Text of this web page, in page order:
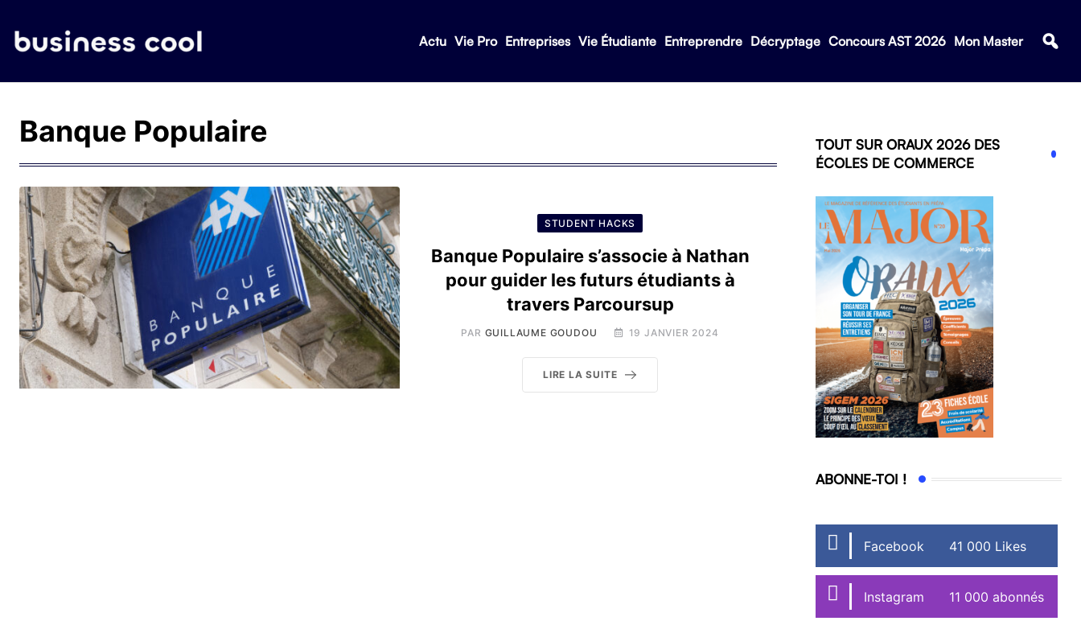
Actu Vie Pro Entreprises Vie Étudiante Entreprendre Décryptage Concours AST 2026 Mon Master
Banque Populaire
STUDENT HACKS
Banque Populaire s’associe à Nathan
pour guider les futurs étudiants à
travers Parcoursup
PAR GUILLAUME GOUDOU 19 JANVIER 2024
LIRE LA SUITE
TOUT SUR ORAUX 2026 DES
ÉCOLES DE COMMERCE
ABONNE-TOI !
Facebook 41 000 Likes
Instagram 11 000 abonnés